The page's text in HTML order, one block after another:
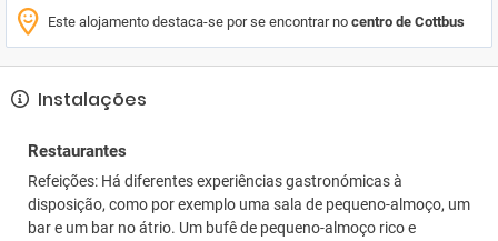
Este alojamento destaca-se por se encontrar no centro de Cottbus
Instalações
Restaurantes
Refeições: Há diferentes experiências gastronómicas à
disposição, como por exemplo uma sala de pequeno-almoço, um
bar e um bar no átrio. Um bufê de pequeno-almoço rico e